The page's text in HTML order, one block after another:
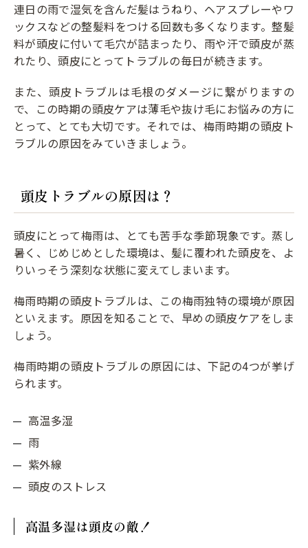
連日の雨で湿気を含んだ髪はうねり、ヘアスプレーやワ
ックスなどの整髪料をつける回数も多くなります。整髪
料が頭皮に付いて毛穴が詰まったり、雨や汗で頭皮が蒸
れたり、頭皮にとってトラブルの毎日が続きます。
また、頭皮トラブルは毛根のダメージに繋がりますの
で、この時期の頭皮ケアは薄毛や抜け毛にお悩みの方に
とって、とても大切です。それでは、梅雨時期の頭皮ト
ラブルの原因をみていきましょう。
頭皮トラブルの原因は？
頭皮にとって梅雨は、とても苦手な季節現象です。蒸し
暑く、じめじめとした環境は、髪に覆われた頭皮を、よ
りいっそう深刻な状態に変えてしまいます。
梅雨時期の頭皮トラブルは、この梅雨独特の環境が原因
といえます。原因を知ることで、早めの頭皮ケアをしま
しょう。
梅雨時期の頭皮トラブルの原因には、下記の4つが挙げ
られます。
高温多湿
雨
紫外線
頭皮のストレス
高温多湿は頭皮の敵！